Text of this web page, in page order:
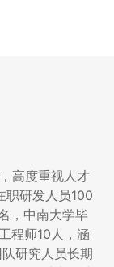
高度重视人才
职研发人员100
，中南大学毕
程师10人，涵
研究人员长期